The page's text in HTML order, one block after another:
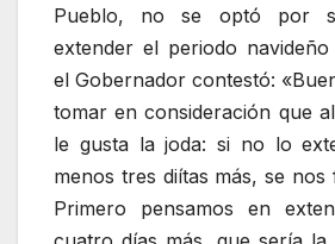
Pueblo, no se optó por
extender el periodo
el Gobernador contestó:
tomar en consideración que
le gusta la joda: si no lo
menos tres diítas más, se
Primero pensamos en